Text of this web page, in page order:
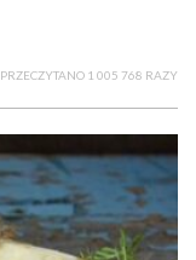
PRZECZYTANO 1 005 768 RAZY